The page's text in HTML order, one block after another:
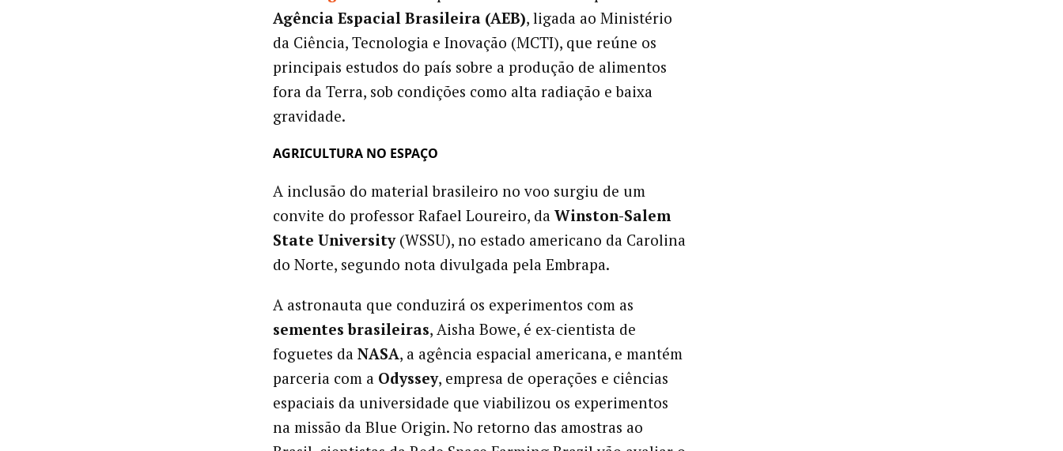
Agência Espacial Brasileira (AEB), ligada ao Ministério
da Ciência, Tecnologia e Inovação (MCTI), que reúne os
principais estudos do país sobre a produção de alimentos
fora da Terra, sob condições como alta radiação e baixa
gravidade.
AGRICULTURA NO ESPAÇO
A inclusão do material brasileiro no voo surgiu de um
convite do professor Rafael Loureiro, da Winston-Salem
State University(WSSU), no estado americano da Carolina
do Norte, segundo nota divulgada pela Embrapa.
A astronauta que conduzirá os experimentos com as
sementes brasileiras, Aisha Bowe, é ex-cientista de
foguetes da NASA, a agência espacial americana, e mantém
parceria com a Odyssey, empresa de operações e ciências
espaciais da universidade que viabilizou os experimentos
na missão da Blue Origin. No retorno das amostras ao